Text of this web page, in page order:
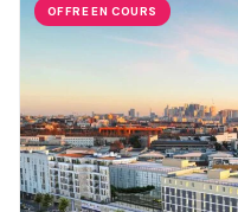
OFFRE EN COURS